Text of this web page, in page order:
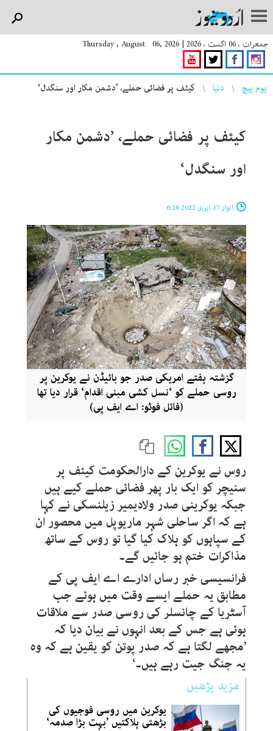
جمعرات ، 06 اگست ، 2026 |
Thursday , August 06, 2026
You are here
ہوم پیچ دنیا کیئف پر فضائی حملے، ’دشمن مکار اور سنگدل‘
کیئف پر فضائی حملے، ’دشمن مکار
اور سنگدل‘
اتوار 17 اپریل 2022 6:26
گزشتہ ہفتے امریکی صدر جو بائیڈن نے یوکرین پر
روسی حملے کو ‘نسل کشی مبنی اقدام‘ قرار دیا تھا
(فائل فوٹو: اے ایف پی)
روس نے یوکرین کے دارالحکومت کیئف پر
سنیچر کو ایک بار پھر فضائی حملے کیے ہیں
جبکہ یوکرینی صدر ولادیمیر زیلنسکی نے کہا
ہے کہ اگر ساحلی شہر ماریوپل میں محصور ان
کے سپاہوں کو ہلاک کیا گیا تو روس کے ساتھ
مذاکرات ختم ہو جائیں گے۔
فرانسیسی خبر رساں ادارے اے ایف پی کے
مطابق یہ حملے ایسے وقت میں ہوئے جب
آسٹریا کے چانسلر کی روسی صدر سے ملاقات
ہوئی ہے جس کے بعد انہوں نے بیان دیا کہ
’مجھے لگتا ہے کہ صدر پوتن کو یقین ہے کہ وہ
یہ جنگ جیت رہے ہیں۔‘
مزید پڑھیں
یوکرین میں روسی فوجیوں کی
بڑھتی ہلاکتیں ’بہت بڑا صدمہ‘